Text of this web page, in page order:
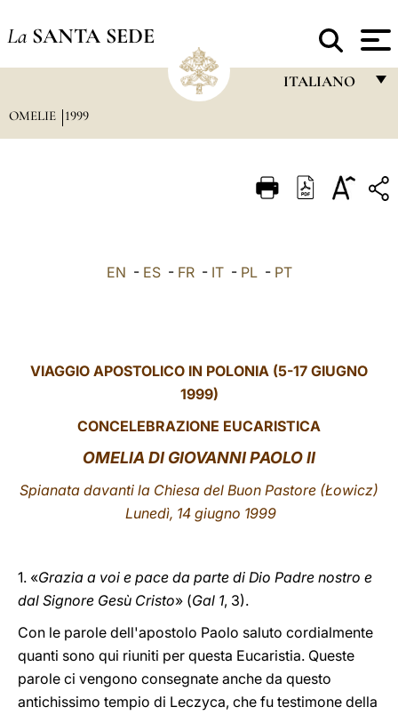
La SANTA SEDE
ITALIANO
ITALIANO
LATINE
OMELIE 1999
EN - ES- FR- IT- PL- PT
VIAGGIO APOSTOLICO IN POLONIA (5-17 GIUGNO
1999)
CONCELEBRAZIONE EUCARISTICA
OMELIA DI GIOVANNI PAOLO II
Spianata davanti la Chiesa del Buon Pastore (Łowicz)
Lunedì, 14 giugno 1999
1. «Grazia a voi e pace da parte di Dio Padre nostro e
dal Signore Gesù Cristo» (Gal 1, 3).
Con le parole dell'apostolo Paolo saluto cordialmente
quanti sono qui riuniti per questa Eucaristia. Queste
parole ci vengono consegnate anche da questo
antichissimo tempio di Leczyca, che fu testimone della